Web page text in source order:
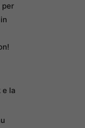
per
e la